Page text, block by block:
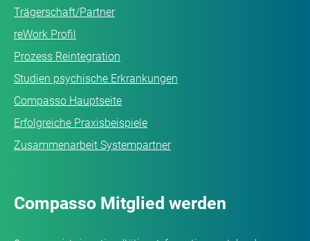
Trägerschaft/Partner
reWork Profil
Prozess Reintegration
Studien psychische Erkrankungen
Compasso Hauptseite
Erfolgreiche Praxisbeispiele
Zusammenarbeit Systempartner
Compasso Mitglied werden